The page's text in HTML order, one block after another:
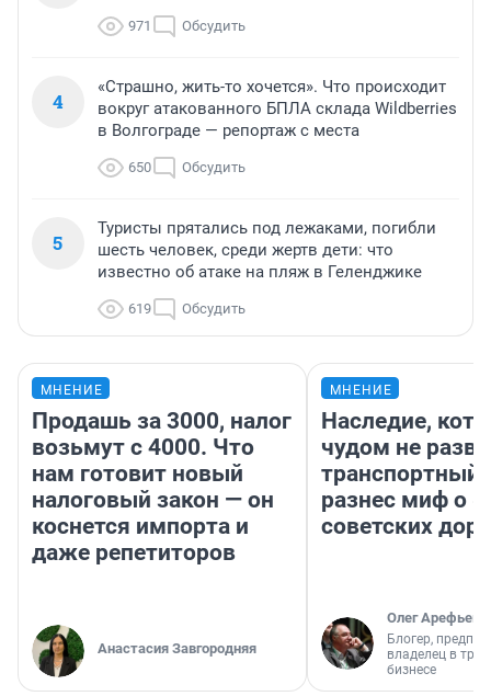
971 Обсудить
4
«Страшно, жить-то хочется». Что происходит
вокруг атакованного БПЛА склада Wildberries
в Волгограде — репортаж с места
650 Обсудить
5
Туристы прятались под лежаками, погибли
шесть человек, среди жертв дети: что
известно об атаке на пляж в Геленджике
619 Обсудить
МНЕНИЕ
Продашь за 3000, налог
возьмут с 4000. Что
нам готовит новый
налоговый закон — он
коснется импорта и
даже репетиторов
Анастасия Завгородняя
МНЕНИЕ
Наследие,
чудом не
транспортный
разнес миф о
советских
Олег Арефьев
Блогер,
владелец в
бизнесе